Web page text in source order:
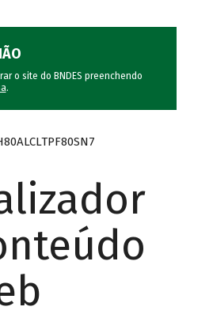
o site do BNDES preenchendo
.